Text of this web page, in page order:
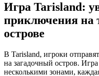
Игра Tarisland:
приключения на
острове
В Tarisland, игроки
на загадочный остров.
несколькими зонами,